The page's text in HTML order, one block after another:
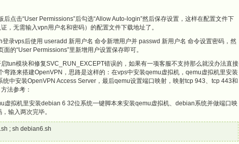
点击“User Permissions”后勾选“Allow Auto-login”然后保存设置，这样在配置文件下
，无需输入vpn用户名和密码）的配置文件下载地址了。
录vps后使用 useradd 新用户名 命令新增用户并 passwd 新用户名 命令设置密码，然
的“User Permissions”里新增用户设置保存即可。
tun模块和修复SVC_RUN_EXCEPT错误的，如果有一项客服不支持那么就没办法直接
弯路来搭建OpenVPN，思路是这样的：在vps中安装qemu虚拟机，qemu虚拟机里安装
中安装OpenVPN Access Server，最后qemu设置端口映射，映射tcp 943、tcp 443和
法参考：
虚拟机里安装debian 6 32位系统一键脚本来安装qemu虚拟机、debian系统并做端口映
输入两次完毕。
; sh debian6.sh